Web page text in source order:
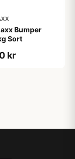
Bumper
Sort
kr